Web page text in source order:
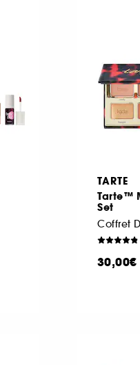
TARTE
Tarte™
Set
Coffret
30,00€